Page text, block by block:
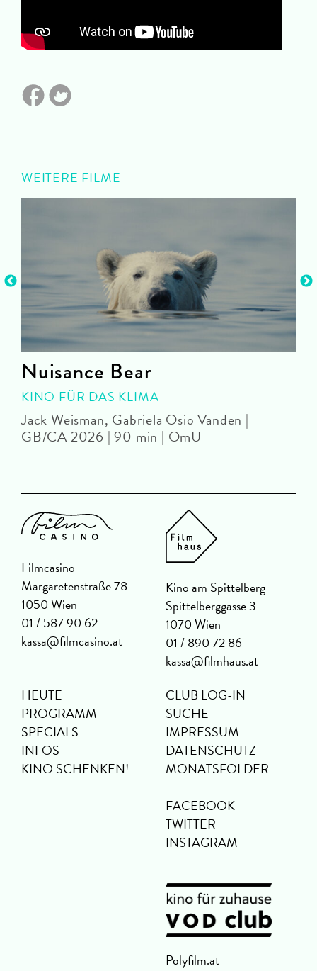
WEITERE FILME
Nuisance Bear
KINO FÜR DAS KLIMA
Jack Weisman, Gabriela Osio Vanden |
GB/CA 2026 | 90 min | OmU
Filmcasino
Margaretenstraße 78
1050 Wien
01 / 587 90 62
kassa@filmcasino.at
Kino am Spittelberg
Spittelberggasse 3
1070 Wien
01 / 890 72 86
kassa@filmhaus.at
HEUTE
PROGRAMM
SPECIALS
INFOS
KINO SCHENKEN!
CLUB LOG-IN
SUCHE
IMPRESSUM
DATENSCHUTZ
MONATSFOLDER
FACEBOOK
TWITTER
INSTAGRAM
Polyfilm.at